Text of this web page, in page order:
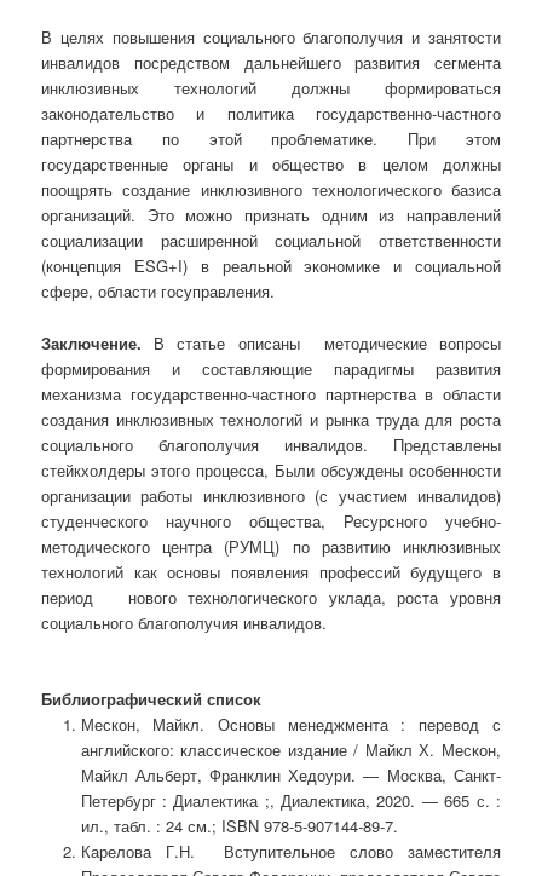
В целях повышения социального благополучия и занятости
инвалидов посредством дальнейшего развития сегмента
инклюзивных технологий должны формироваться
законодательство и политика государственно-частного
партнерства по этой проблематике. При этом
государственные органы и общество в целом должны
поощрять создание инклюзивного технологического базиса
организаций. Это можно признать одним из направлений
социализации расширенной социальной ответственности
(концепция ESG+I) в реальной экономике и социальной
сфере, области госуправления.
Заключение. В статье описаны методические вопросы
формирования и составляющие парадигмы развития
механизма государственно-частного партнерства в области
создания инклюзивных технологий и рынка труда для роста
социального благополучия инвалидов. Представлены
стейкхолдеры этого процесса, Были обсуждены особенности
организации работы инклюзивного (с участием инвалидов)
студенческого научного общества, Ресурсного учебно-
методического центра (РУМЦ) по развитию инклюзивных
технологий как основы появления профессий будущего в
период нового технологического уклада, роста уровня
социального благополучия инвалидов.
Библиографический список
Мескон, Майкл. Основы менеджмента : перевод с
английского: классическое издание / Майкл Х. Мескон,
Майкл Альберт, Франклин Хедоури. — Москва, Санкт-
Петербург : Диалектика ;, Диалектика, 2020. — 665 с. :
ил., табл. : 24 см.; ISBN 978-5-907144-89-7.
Карелова Г.Н. Вступительное слово заместителя